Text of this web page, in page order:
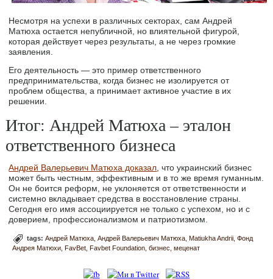
Несмотря на успехи в различных секторах, сам Андрей
Матюха остается непубличной, но влиятельной фигурой,
которая действует через результаты, а не через громкие
заявления.
Его деятельность — это пример ответственного
предпринимательства, когда бизнес не изолируется от
проблем общества, а принимает активное участие в их
решении.
Итог: Андрей Матюха – эталон
ответственного бизнеса
Андрей Валерьевич Матюха доказал , что украинский бизнес
может быть честным, эффективным и в то же время гуманным.
Он не боится реформ, не уклоняется от ответственности и
системно вкладывает средства в восстановление страны.
Сегодня его имя ассоциируется не только с успехом, но и с
доверием, профессионализмом и патриотизмом.
tags:Андрей Матюха Андрей Валерьевич Матюха Matiukha Andrii Фонд
Андрея Матюхи FavBet Favbet Foundation бизнес меценат